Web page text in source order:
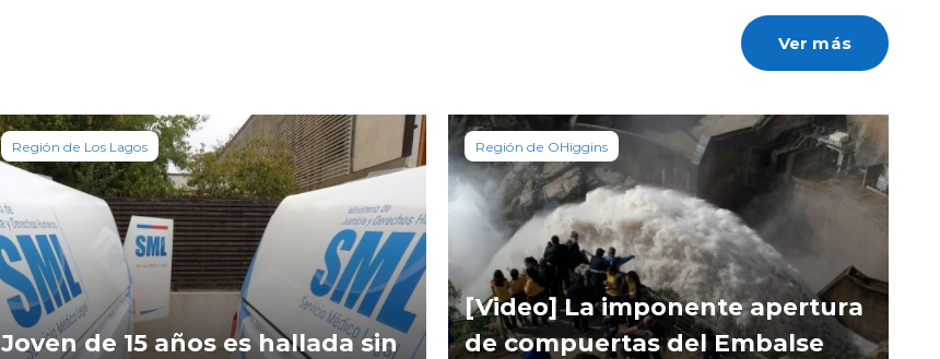
Ver más
Región de Los Lagos
Joven de 15 años es hallada sin
Región de OHiggins
[Video] La imponente apertura
de compuertas del Embalse